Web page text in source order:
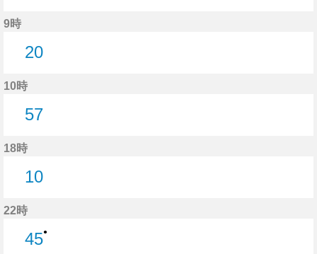
9時
20
10時
57
18時
10
22時
45●